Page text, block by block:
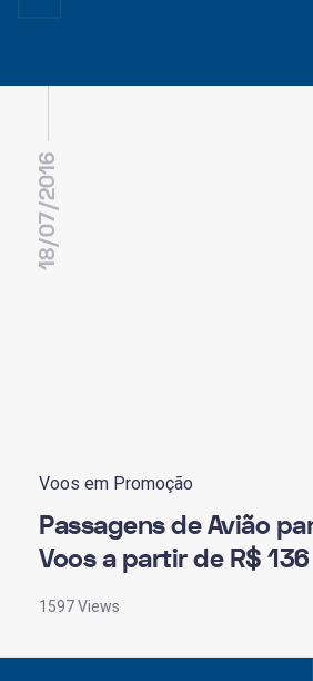
18/07/2016
Voos em Promoção
Passagens de Avião
Voos a partir de R$ 136
1597 Views